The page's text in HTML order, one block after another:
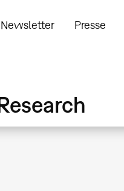
Newsletter Presse